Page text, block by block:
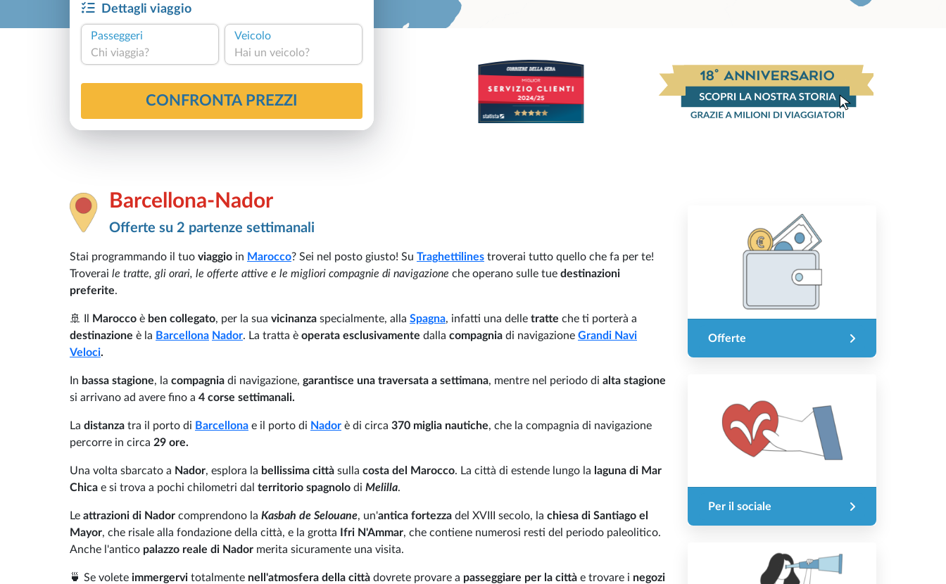
Dettagli viaggio
Passeggeri
Chi viaggia?
Veicolo
Hai un veicolo?
CONFRONTA PREZZI
Recensioni
Barcellona-Nador
Offerte su 2 partenze settimanali
Stai programmando il tuo viaggio in Marocco? Sei nel posto giusto! Su Traghettilines troverai tutto quello che fa per te!
Troverai le tratte, gli orari, le offerte attive e le migliori compagnie di navigazione che operano sulle tue destinazioni
preferite.
🚢 Il Marocco è ben collegato, per la sua vicinanza specialmente, alla Spagna, infatti una delle tratte che ti porterà a
destinazione è la Barcellona Nador. La tratta è operata esclusivamente dalla compagnia di navigazione Grandi Navi
Veloci.
In bassa stagione, la compagnia di navigazione, garantisce una traversata a settimana, mentre nel periodo di alta stagione
si arrivano ad avere fino a 4 corse settimanali.
La distanza tra il porto di Barcellona e il porto di Nador è di circa 370 miglia nautiche, che la compagnia di navigazione
percorre in circa 29 ore.
Una volta sbarcato a Nador, esplora la bellissima città sulla costa del Marocco. La città di estende lungo la laguna di Mar
Chica e si trova a pochi chilometri dal territorio spagnolo di Melilla.
Le attrazioni di Nador comprendono la Kasbah de Selouane, un'antica fortezza del XVIII secolo, la chiesa di Santiago el
Mayor, che risale alla fondazione della città, e la grotta Ifri N'Ammar, che contiene numerosi resti del periodo paleolitico.
Anche l'antico palazzo reale di Nador merita sicuramente una visita.
🍵 Se volete immergervi totalmente nell'atmosfera della città dovrete provare a passeggiare per la città e trovare i negozi
Offerte
Per il sociale